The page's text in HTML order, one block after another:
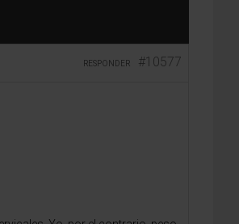
#10577
RESPONDER